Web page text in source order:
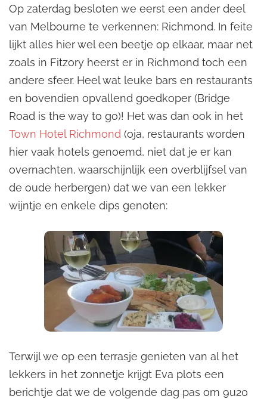
Op zaterdag besloten we eerst een ander deel
van Melbourne te verkennen: Richmond. In feite
lijkt alles hier wel een beetje op elkaar, maar net
zoals in Fitzory heerst er in Richmond toch een
andere sfeer. Heel wat leuke bars en restaurants
en bovendien opvallend goedkoper (Bridge
Road is the way to go)! Het was dan ook in het
Town Hotel Richmond (oja, restaurants worden
hier vaak hotels genoemd, niet dat je er kan
overnachten, waarschijnlijk een overblijfsel van
de oude herbergen) dat we van een lekker
wijntje en enkele dips genoten:
Terwijl we op een terrasje genieten van al het
lekkers in het zonnetje krijgt Eva plots een
berichtje dat we de volgende dag pas om 9u20